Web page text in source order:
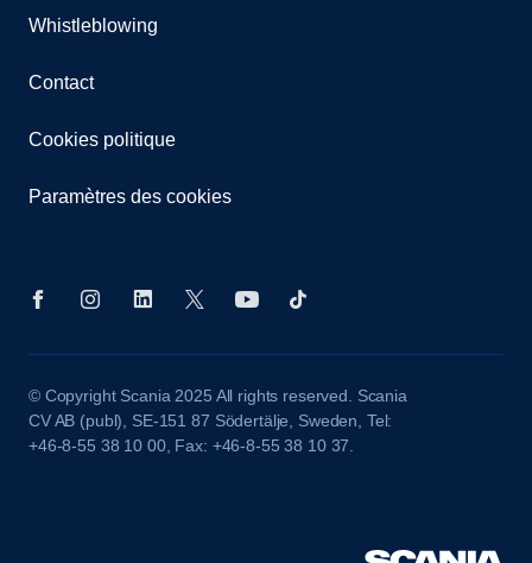
Whistleblowing
Contact
Cookies politique
Paramètres des cookies
© Copyright Scania 2025 All rights reserved. Scania
CV AB (publ), SE-151 87 Södertälje, Sweden, Tel:
+46-8-55 38 10 00, Fax: +46-8-55 38 10 37.